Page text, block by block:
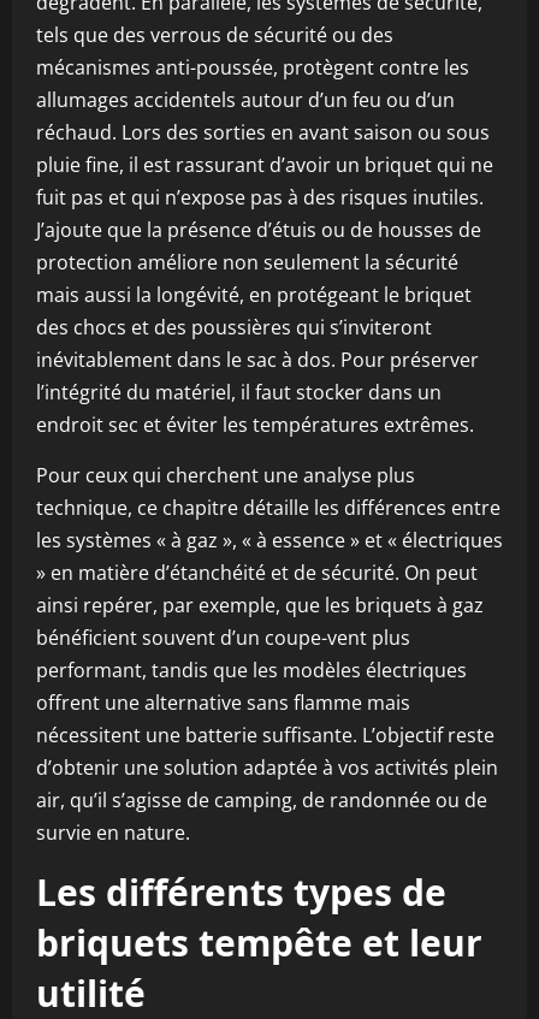
tels que des verrous de sécurité ou des
mécanismes anti-poussée, protègent contre les
allumages accidentels autour d’un feu ou d’un
réchaud. Lors des sorties en avant saison ou sous
pluie fine, il est rassurant d’avoir un briquet qui ne
fuit pas et qui n’expose pas à des risques inutiles.
J’ajoute que la présence d’étuis ou de housses de
protection améliore non seulement la sécurité
mais aussi la longévité, en protégeant le briquet
des chocs et des poussières qui s’inviteront
inévitablement dans le sac à dos. Pour préserver
l’intégrité du matériel, il faut stocker dans un
endroit sec et éviter les températures extrêmes.
Pour ceux qui cherchent une analyse plus
technique, ce chapitre détaille les différences entre
les systèmes « à gaz », « à essence » et « électriques
» en matière d’étanchéité et de sécurité. On peut
ainsi repérer, par exemple, que les briquets à gaz
bénéficient souvent d’un coupe-vent plus
performant, tandis que les modèles électriques
offrent une alternative sans flamme mais
nécessitent une batterie suffisante. L’objectif reste
d’obtenir une solution adaptée à vos activités plein
air, qu’il s’agisse de camping, de randonnée ou de
survie en nature.
Les différents types de
briquets tempête et leur
utilité